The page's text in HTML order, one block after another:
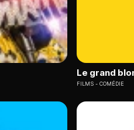
Le grand
FILMS COMÉDIE